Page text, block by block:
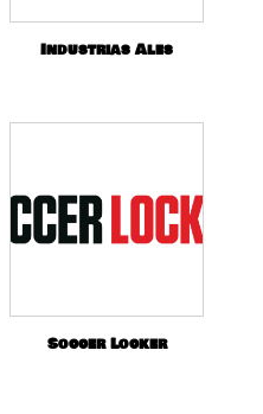
Industrias Ales
Soccer Locker